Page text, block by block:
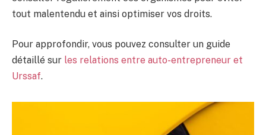
tout malentendu et ainsi optimiser vos droits.
Pour approfondir, vous pouvez consulter un guide
détaillé sur les relations entre auto-entrepreneur et
Urssaf.